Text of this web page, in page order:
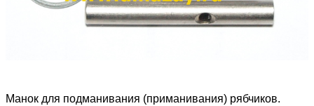
Манок для подманивания (приманивания) рябчиков.